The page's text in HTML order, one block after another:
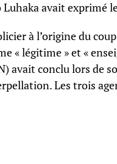
Luhaka avait exprimé
à l’origine du
« légitime » et «
avait conclu lors de
Les trois